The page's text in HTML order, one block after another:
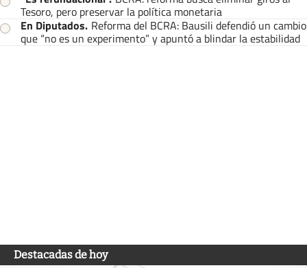
Tesoro, pero preservar la política monetaria
En Diputados. Reforma del BCRA: Bausili defendió un cambio
que “no es un experimento” y apuntó a blindar la estabilidad
Destacadas de hoy